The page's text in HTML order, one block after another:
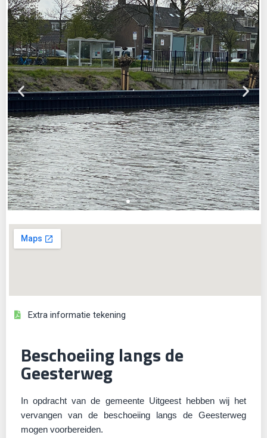
Extra informatie tekening
Beschoeiing langs de
Geesterweg
In opdracht van de gemeente Uitgeest hebben wij het
vervangen van de beschoeiing langs de Geesterweg
mogen voorbereiden.